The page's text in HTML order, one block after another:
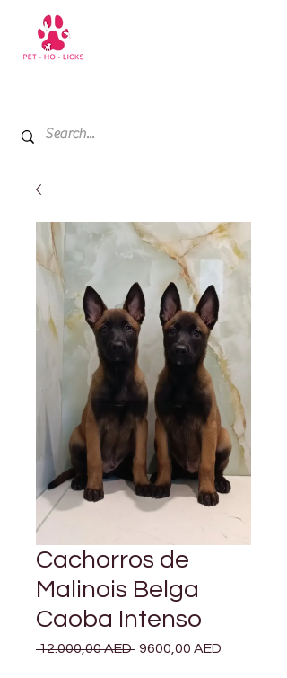
Cachorros de
Malinois Belga
Caoba Intenso
12.000,00 AED Precio
9600,00 AED